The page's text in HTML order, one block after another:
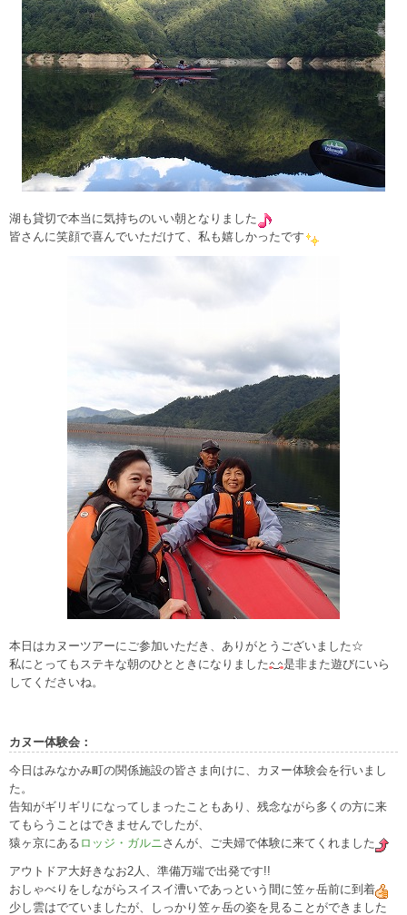
湖も貸切で本当に気持ちのいい朝となりました
皆さんに笑顔で喜んでいただけて、私も嬉しかったです
本日はカヌーツアーにご参加いただき、ありがとうございました☆
私にとってもステキな朝のひとときになりました
是非また遊びにいら
してくださいね。
カヌー体験会：
今日はみなかみ町の関係施設の皆さま向けに、カヌー体験会を行いまし
た。
告知がギリギリになってしまったこともあり、残念ながら多くの方に来
てもらうことはできませんでしたが、
猿ヶ京にある ロッジ・ガルニさんが、ご夫婦で体験に来てくれました
アウトドア大好きなお2人、準備万端で出発です!!
おしゃべりをしながらスイスイ漕いであっという間に笠ヶ岳前に到着
少し雲はでていましたが、しっかり笠ヶ岳の姿を見ることができました